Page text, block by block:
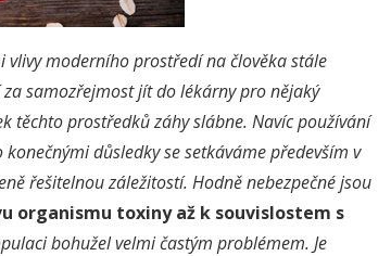
moderního prostředí na člověka stále
samozřejmost jít do lékárny pro nějaký
těchto prostředků záhy slábne. Navícpoužívání
důsledky se setkáváme především v
řešitelnou záležitostí. Hodně nebezpečné jsou
organismu toxiny až k souvislostem s
bohužel velmi častým problémem. Je